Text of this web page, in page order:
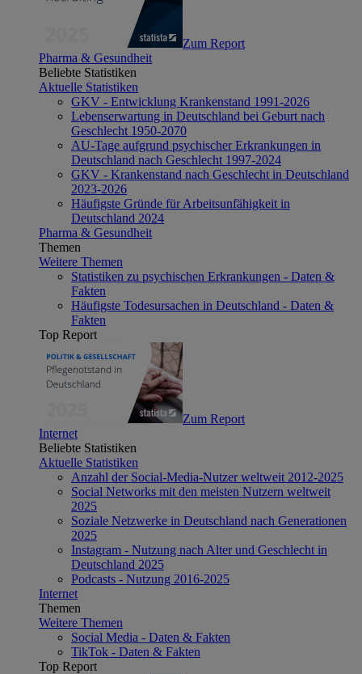
Zum Report
Pharma & Gesundheit
Beliebte Statistiken
Aktuelle Statistiken
GKV - Entwicklung Krankenstand 1991-2026
Lebenserwartung in Deutschland bei Geburt nach
Geschlecht 1950-2070
AU-Tage aufgrund psychischer Erkrankungen in
Deutschland nach Geschlecht 1997-2024
GKV - Krankenstand nach Geschlecht in Deutschland
2023-2026
Häufigste Gründe für Arbeitsunfähigkeit in
Deutschland 2024
Pharma & Gesundheit
Themen
Weitere Themen
Statistiken zu psychischen Erkrankungen - Daten &
Fakten
Häufigste Todesursachen in Deutschland - Daten &
Fakten
Top Report
Zum Report
Internet
Beliebte Statistiken
Aktuelle Statistiken
Anzahl der Social-Media-Nutzer weltweit 2012-2025
Social Networks mit den meisten Nutzern weltweit
2025
Soziale Netzwerke in Deutschland nach Generationen
2025
Instagram - Nutzung nach Alter und Geschlecht in
Deutschland 2025
Podcasts - Nutzung 2016-2025
Internet
Themen
Weitere Themen
Social Media - Daten & Fakten
TikTok - Daten & Fakten
Top Report